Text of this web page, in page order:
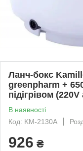
Ланч-бокс
greenpharm +
підігрівом
В наявності
Код: KM-2130A
926 ₴